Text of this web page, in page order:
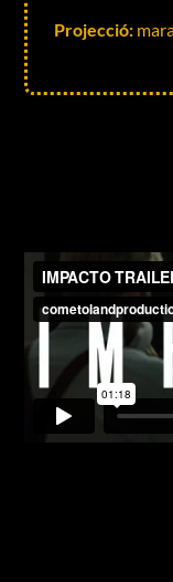
Projecció: